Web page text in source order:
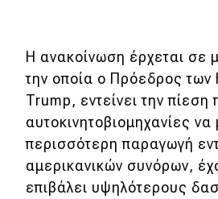
ΚΤΕΟ
Οδική βοήθεια
eDRIVE
DRIVE USED
Η ανακοίνωση έρχεται σε
την οποία ο Πρόεδρος
Trump, εντείνει την πίεση
αυτοκινητοβιομηχανίες
περισσότερη παραγωγή
αμερικανικών συνόρων,
επιβάλει υψηλότερους